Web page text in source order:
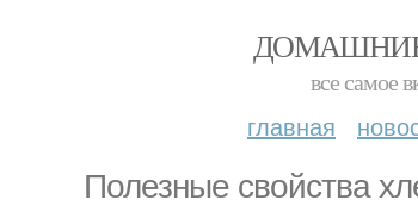
все самое
главная
Полезные свойства